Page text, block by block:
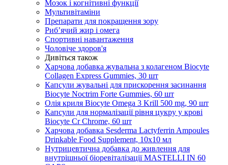
Мозок і когнітивні функції
Мультивітаміни
Препарати для покращення зору
Риб’ячий жир і омега
Спортивні навантаження
Чоловіче здоров'я
Дивіться також
Харчова добавка жувальна з колагеном Biocyte
Collagen Express Gummies, 30 шт
Капсули жувальні для прискорення засинання
Biocyte Noctrim Forte Gummies, 60 шт
Олія криля Biocyte Omega 3 Krill 500 mg, 90 шт
Капсули для нормалізації рівня цукру у крові
Biocyte Cr Chrome, 60 шт
Харчова добавка Sesderma Lactyferrin Ampoules
Drinkable Food Supplement, 10x10 мл
Нутрицевтична добавка до живлення для
внутрішньої біоревіталізації MASTELLI IN 60